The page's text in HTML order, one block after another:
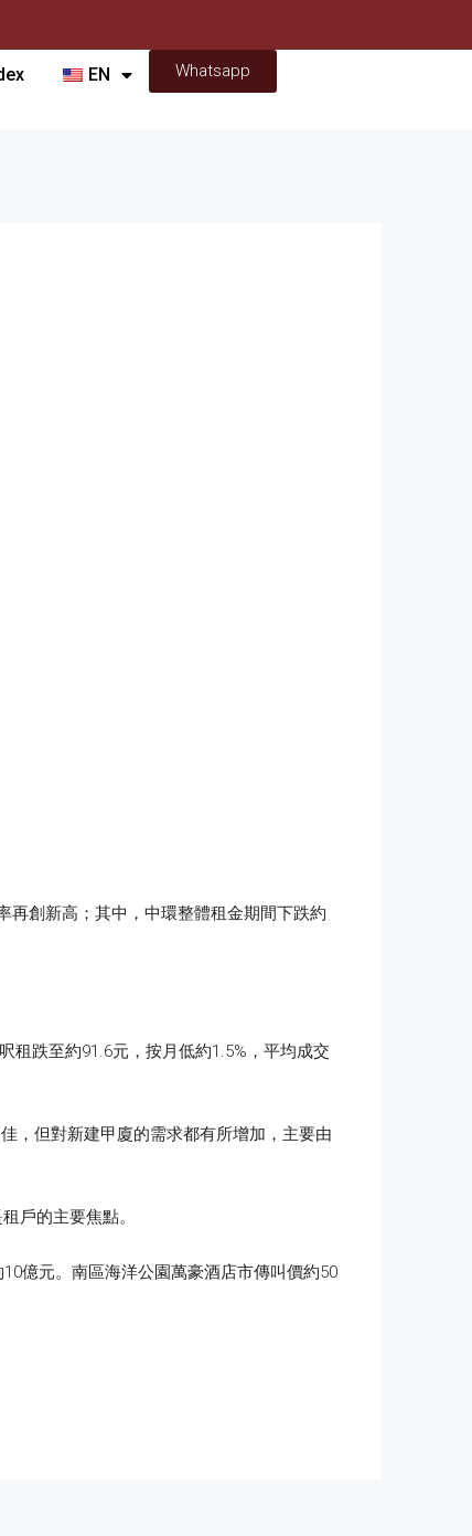
EN Whatsapp
再創新高；其中，中環整體租金期間下跌約
租跌至約91.6元，按月低約1.5%，平均成交
，但對新建甲廈的需求都有所增加，主要由
戶的主要焦點。
億元。南區海洋公園萬豪酒店市傳叫價約50